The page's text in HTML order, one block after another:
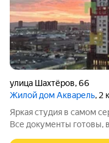
улица Шахтёров,66
Жилой дом Акварель, 2
Яркая студия в самом
Все документы готовы,